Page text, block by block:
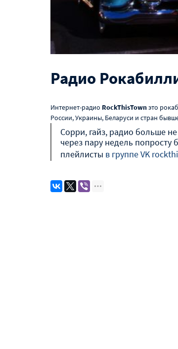
Радио
Интернет-радио RockThisTownэто
России, Украины, Беларуси и стран
Сорри, гайз, радио больше
через пару недель
плейлисты в группе VK